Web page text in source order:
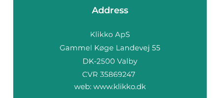
Address
web: www.klikko.dk